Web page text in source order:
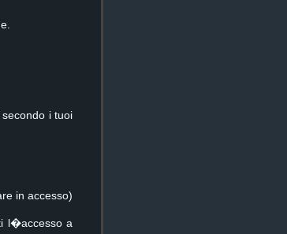
i tuoi
in accesso)
l�accesso a